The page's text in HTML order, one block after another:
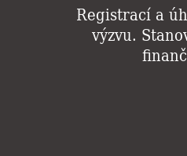
Registrací a
výzvu.